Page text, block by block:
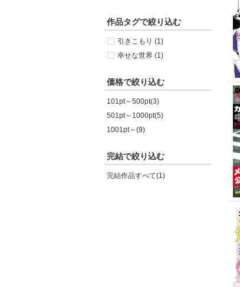
作品タグで絞り込む
引きこもり (1)
幸せな世界 (1)
価格で絞り込む
101pt～500pt(3)
501pt～1000pt(5)
1001pt～(9)
完結で絞り込む
完結作品すべて(1)